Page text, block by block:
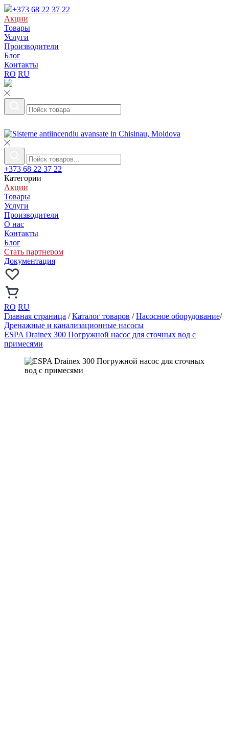
+373 68 22 37 22
Акции
Товары
Услуги
Производители
Блог
Контакты
RO RU
+373 68 22 37 22
Категории
Акции
Товары
Услуги
Производители
О нас
Контакты
Блог
Стать партнером
Документация
RO RU
Главная страница / Каталог товаров / Насосное оборудование/
Дренажные и канализационные насосы
ESPA Drainex 300 Погружной насос для сточных вод с
примесями